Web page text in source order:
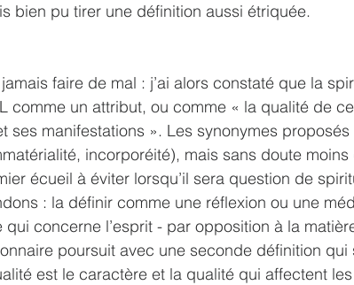
bien pu tirer une définition aussi étriquée.
faire de mal : j’ai alors constaté que la
comme un attribut, ou comme « la qualité de
ses manifestations ». Les synonymes
incorporéité), mais sans doute moins
écueil à éviter lorsqu’il sera question de
: la définir comme une réflexion ou une
concerne l’esprit - par opposition à la
poursuit avec une seconde définition qui
est le caractère et la qualité qui affectent